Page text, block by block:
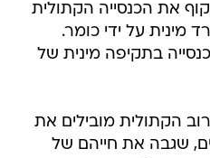
מרבה לתקוף את הכנסייה הקתולית
מינית על ידי כומר.
בתקיפה מינית של
הקתולית מובילים את
שגבה את חייהם של